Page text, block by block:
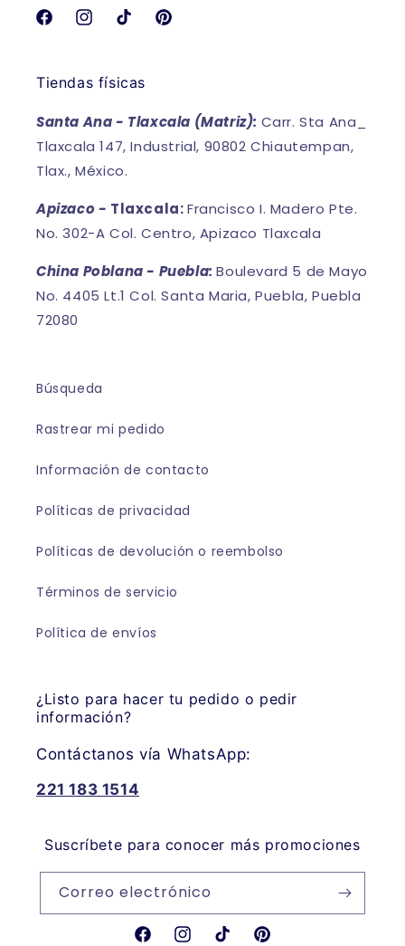
FacebookInstagramTikTokPinterest
Tiendas físicas
Santa Ana - Tlaxcala (Matriz): Carr. Sta Ana_
Tlaxcala 147, Industrial, 90802 Chiautempan,
Tlax., México.
Apizaco - Tlaxcala:Francisco I. Madero Pte.
No. 302-A Col. Centro, Apizaco Tlaxcala
China Poblana - Puebla:Boulevard 5 de Mayo
No. 4405 Lt.1 Col. Santa Maria, Puebla, Puebla
72080
Búsqueda
Rastrear mi pedido
Información de contacto
Políticas de privacidad
Políticas de devolución o reembolso
Términos de servicio
Política de envíos
¿Listo para hacer tu pedido o pedir
información?
Contáctanos vía WhatsApp:
221 183 1514
Suscríbete para conocer más promociones
Correo electrónico